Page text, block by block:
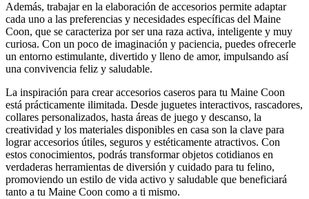
Además, trabajar en la elaboración de accesorios permite adaptar
cada uno a las preferencias y necesidades específicas del Maine
Coon, que se caracteriza por ser una raza activa, inteligente y muy
curiosa. Con un poco de imaginación y paciencia, puedes ofrecerle
un entorno estimulante, divertido y lleno de amor, impulsando así
una convivencia feliz y saludable.
La inspiración para crear accesorios caseros para tu Maine Coon
está prácticamente ilimitada. Desde juguetes interactivos, rascadores,
collares personalizados, hasta áreas de juego y descanso, la
creatividad y los materiales disponibles en casa son la clave para
lograr accesorios útiles, seguros y estéticamente atractivos. Con
estos conocimientos, podrás transformar objetos cotidianos en
verdaderas herramientas de diversión y cuidado para tu felino,
promoviendo un estilo de vida activo y saludable que beneficiará
tanto a tu Maine Coon como a ti mismo.